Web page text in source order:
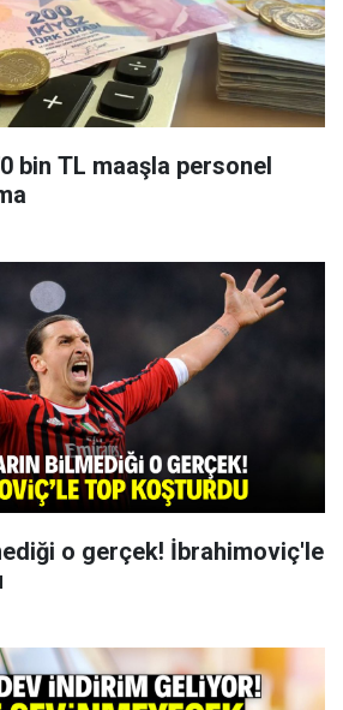
bin TL maaşla personel
o gerçek! İbrahimoviç'le